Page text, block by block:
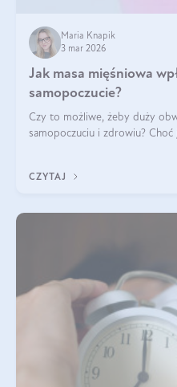
Maria Knapik
3 mar 2026
Jak masa mięśniowa
samopoczucie?
Czy to możliwe, żeby duży
samopoczuciu i zdrowiu?
wyjaśnimy.
CZYTAJ